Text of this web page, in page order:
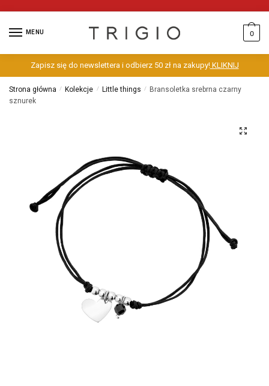
MENU 0
Zapisz się do newslettera i odbierz 50 zł na zakupy!KLIKNIJ
Strona główna / Kolekcje / Little things /
Bransoletka srebrna czarny
sznurek